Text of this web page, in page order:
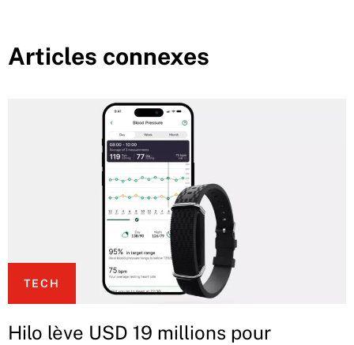
Articles connexes
TECH
Hilo lève USD 19 millions pour